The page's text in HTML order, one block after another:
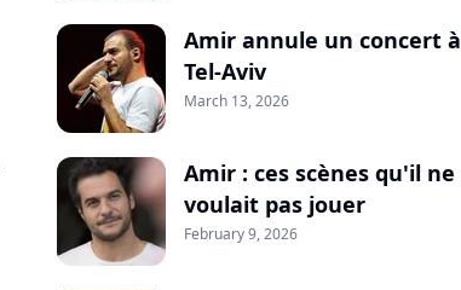
Amir annule un concert à
Tel-Aviv
March 13, 2026
Amir : ces scènes qu'il ne
voulait pas jouer
February 9, 2026